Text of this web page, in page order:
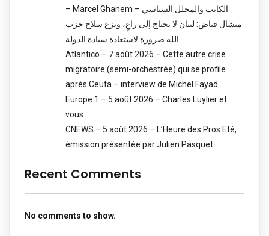
– Marcel Ghanem – الكاتب والمحلل السياسي
ميشال فياض: لبنان لا يحتاج إلى راعٍ، ونزع سلاح حزب
الله ضرورة لاستعادة سيادة الدولة.
Atlantico – 7 août 2026 – Cette autre crise
migratoire (semi-orchestrée) qui se profile
après Ceuta – interview de Michel Fayad
Europe 1 – 5 août 2026 – Charles Luylier et
vous
CNEWS – 5 août 2026 – L’Heure des Pros Eté,
émission présentée par Julien Pasquet
Recent Comments
No comments to show.